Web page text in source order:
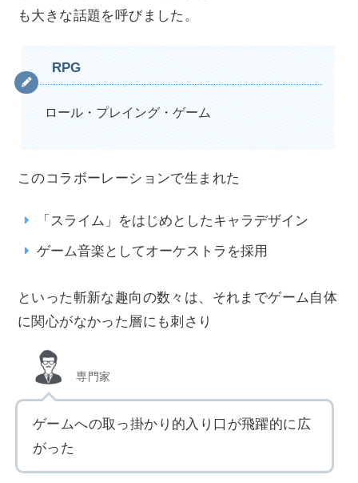
も大きな話題を呼びました。
RPG
ロール・プレイング・ゲーム
このコラボーレーションで生まれた
「スライム」をはじめとしたキャラデザイン
ゲーム音楽としてオーケストラを採用
といった斬新な趣向の数々は、それまでゲーム自体
に関心がなかった層にも刺さり
専門家
ゲームへの取っ掛かり的入り口が飛躍的に広
がった